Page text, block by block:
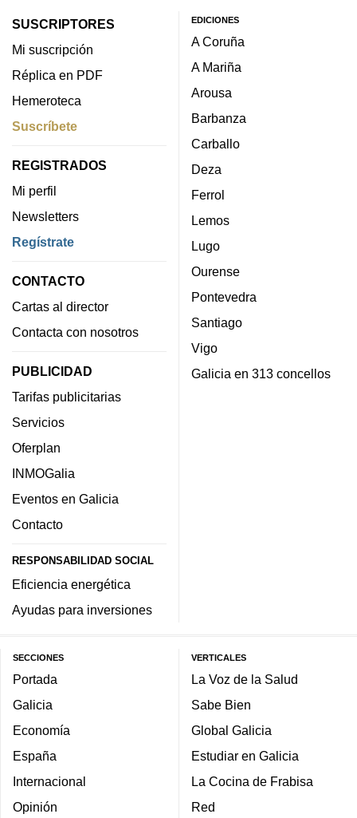
SUSCRIPTORES
Mi suscripción
Réplica en PDF
Hemeroteca
Suscríbete
REGISTRADOS
Mi perfil
Newsletters
Regístrate
CONTACTO
Cartas al director
Contacta con nosotros
PUBLICIDAD
Tarifas publicitarias
Servicios
Oferplan
INMOGalia
Eventos en Galicia
Contacto
RESPONSABILIDAD SOCIAL
Eficiencia energética
Ayudas para inversiones
EDICIONES
A Coruña
A Mariña
Arousa
Barbanza
Carballo
Deza
Ferrol
Lemos
Lugo
Ourense
Pontevedra
Santiago
Vigo
Galicia en 313 concellos
SECCIONES
Portada
Galicia
Economía
España
Internacional
Opinión
VERTICALES
La Voz de la Salud
Sabe Bien
Global Galicia
Estudiar en Galicia
La Cocina de Frabisa
Red